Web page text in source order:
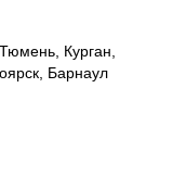
Курган,
Барнаул